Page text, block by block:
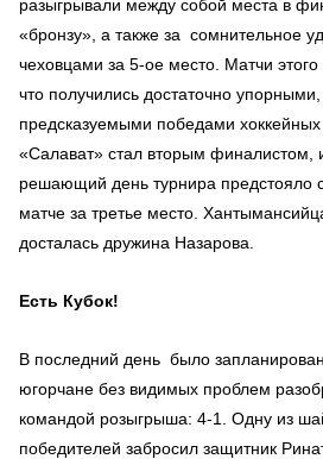
разыгрывали между собой места в
«бронзу», а также за сомнительное
чеховцами за 5-ое место. Матчи
что получились достаточно
предсказуемыми победами
«Салават» стал вторым финалистом,
решающий день турнира предстояло
матче за третье место.
досталась дружина Назарова.
Есть Кубок!
В последний день было
югорчане без видимых проблем
командой розыгрыша: 4-1. Одну из
победителей забросил защитник